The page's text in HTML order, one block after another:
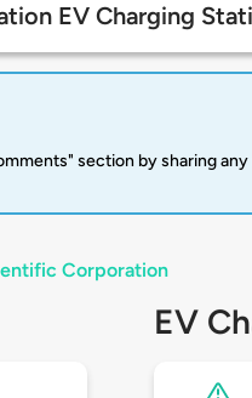
EV Charging
section by sharing
Corporation
EV